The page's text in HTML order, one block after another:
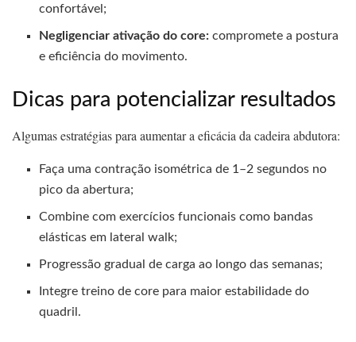
confortável;
Negligenciar ativação do core: compromete a postura
e eficiência do movimento.
Dicas para potencializar resultados
Algumas estratégias para aumentar a eficácia da cadeira abdutora:
Faça uma contração isométrica de 1–2 segundos no
pico da abertura;
Combine com exercícios funcionais como bandas
elásticas em lateral walk;
Progressão gradual de carga ao longo das semanas;
Integre treino de core para maior estabilidade do
quadril.